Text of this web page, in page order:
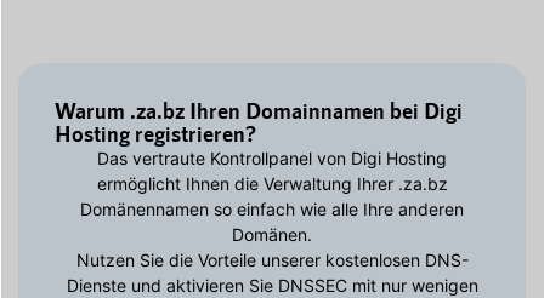
Warum .za.bz Ihren Domainnamen bei Digi
Hosting registrieren?
Das vertraute Kontrollpanel von Digi Hosting
ermöglicht Ihnen die Verwaltung Ihrer .za.bz
Domänennamen so einfach wie alle Ihre anderen
Domänen.
Nutzen Sie die Vorteile unserer kostenlosen DNS-
Dienste und aktivieren Sie DNSSEC mit nur wenigen